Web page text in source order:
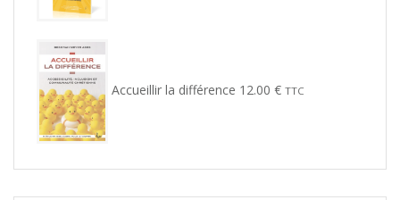
Accueillir la différence 12.00 € TTC